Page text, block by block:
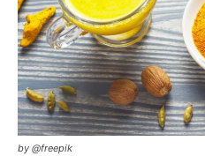
by @freepik